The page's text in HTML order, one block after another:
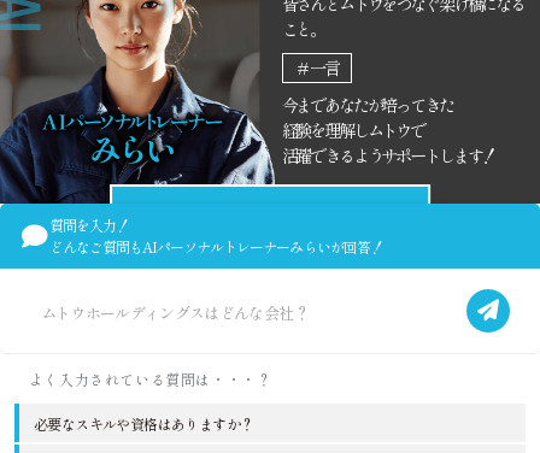
こと。
＃一言
今まであなたが培ってきた
経験を理解しムトウで
活躍できるようサポートします！
質問を入力！
どんなご質問もAIパーソナルトレーナーみらいが回答！
必要なスキルや資格はありますか？